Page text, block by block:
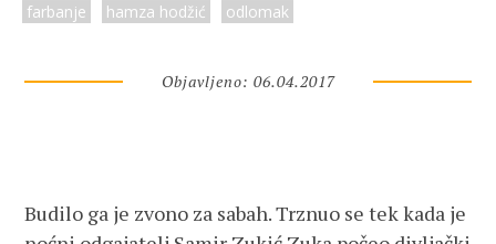
farbanje hamza hodžić odlomak
Objavljeno: 06.04.2017
Budilo ga je zvono za sabah. Trznuo se tek kada je